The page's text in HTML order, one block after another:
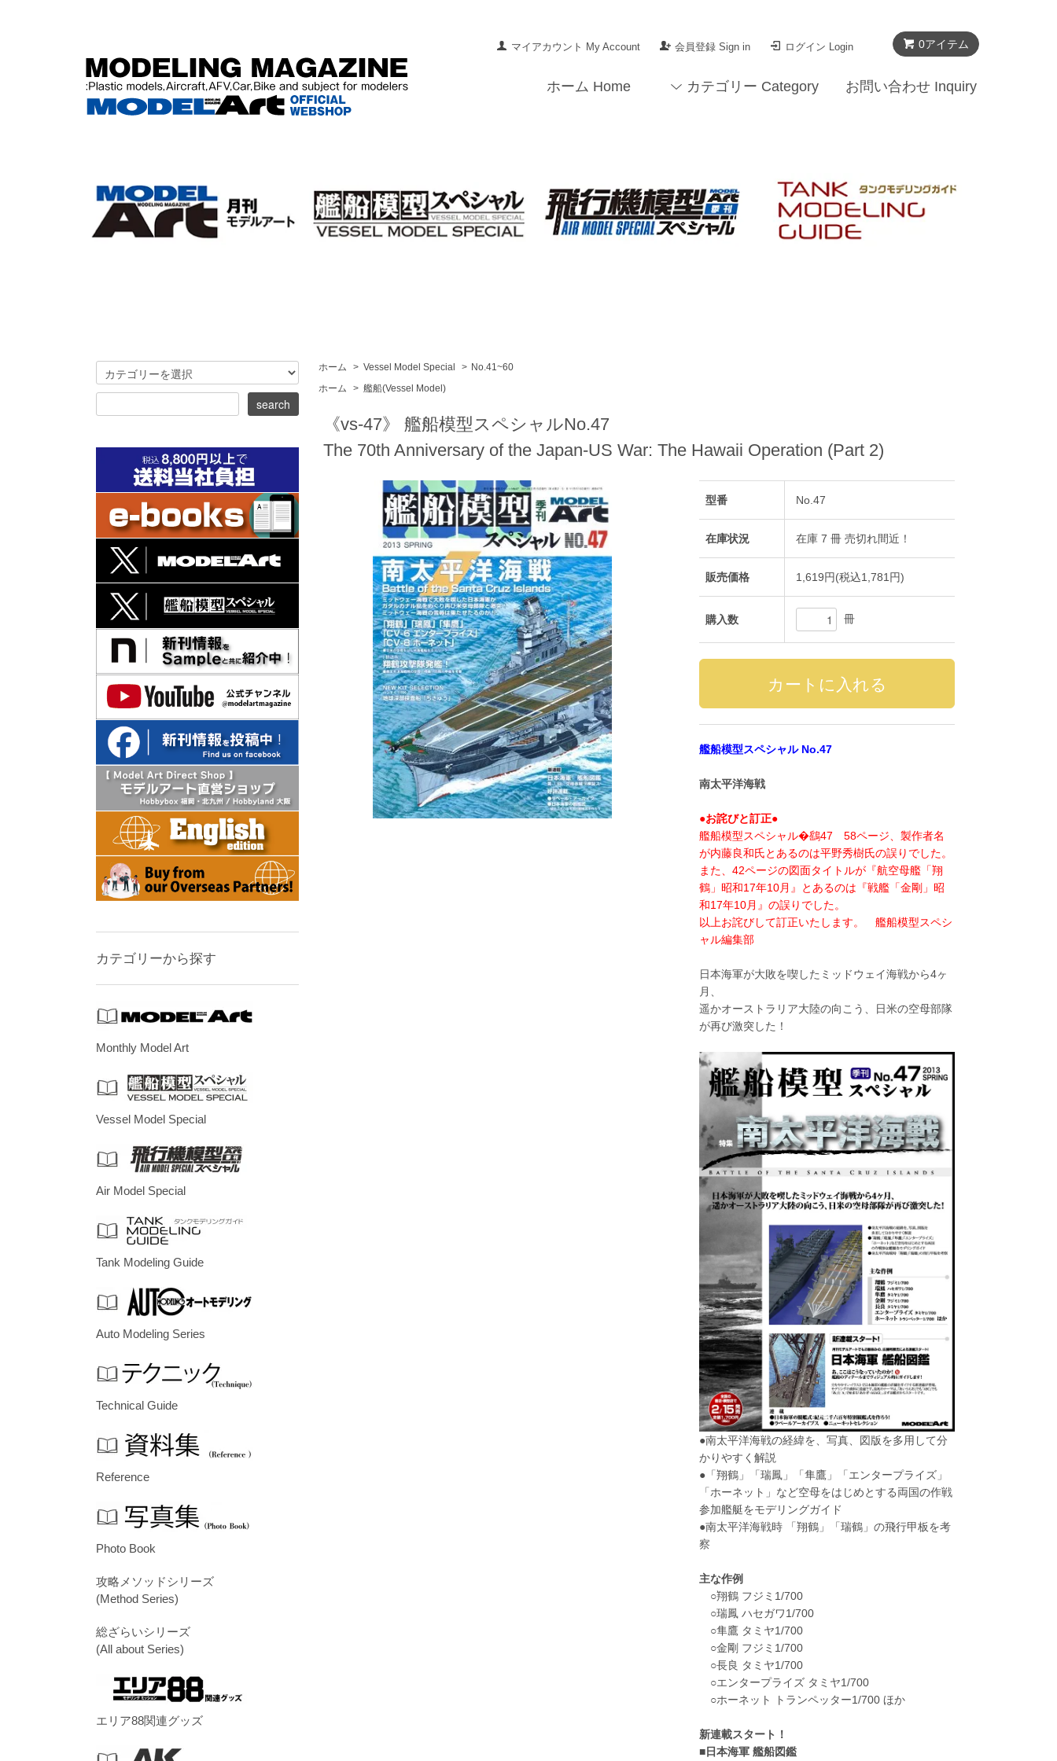
0アイテム
マイアカウント My Account 会員登録 Sign in ログイン Login
ホーム Home カテゴリー Category お問い合わせ Inquiry
ホーム > Vessel Model Special > No.41~60
ホーム
> 艦船(Vessel Model)
《vs-47》 艦船模型スペシャルNo.47
The 70th Anniversary of the Japan-US War: The Hawaii Operation (Part 2)
型番 No.47
在庫状況 在庫 7 冊 売切れ間近！
販売価格 1,619円(税込1,781円)
購入数 冊
艦船模型スペシャル No.47
南太平洋海戦
●お詫びと訂正●
艦船模型スペシャル�鷂47 58ページ、製作者名
が内藤良和氏とあるのは平野秀樹氏の誤りでした。
また、42ページの図面タイトルが『航空母艦「翔
鶴」昭和17年10月』とあるのは『戦艦「金剛」昭
和17年10月』の誤りでした。
以上お詫びして訂正いたします。 艦船模型スペシ
ャル編集部
日本海軍が大敗を喫したミッドウェイ海戦から4ヶ
月、
遥かオーストラリア大陸の向こう、日米の空母部隊
が再び激突した！
●南太平洋海戦の経緯を、写真、図版を多用して分
かりやすく解説
●「翔鶴」「瑞鳳」「隼鷹」「エンタープライズ」
「ホーネット」など空母をはじめとする両国の作戦
参加艦艇をモデリングガイド
●南太平洋海戦時 「翔鶴」「瑞鶴」の飛行甲板を考
察
主な作例
○翔鶴 フジミ1/700
○瑞鳳 ハセガワ1/700
○隼鷹 タミヤ1/700
○金剛 フジミ1/700
○長良 タミヤ1/700
○エンタープライズ タミヤ1/700
○ホーネット トランペッター1/700 ほか
新連載スタート！
■日本海軍 艦船図鑑
カテゴリーから探す
Monthly Model Art
Vessel Model Special
Air Model Special
Tank Modeling Guide
Auto Modeling Series
Technical Guide
Reference
Photo Book
攻略メソッドシリーズ
(Method Series)
総ざらいシリーズ
(All about Series)
エリア88関連グッズ